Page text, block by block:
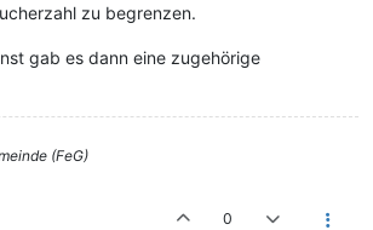
zu begrenzen.
gab es dann eine zugehörige
(FeG)
0